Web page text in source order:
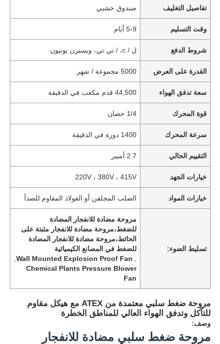
تفاصيل التغليف صندوق خشبي
وقت التسليم 5-9 أيام
شروط الدفع ل / c، / تي تي، ويسترن يونيون
القدرة على العرض 5000 مجموعة / شهر
سعة تدفق الهواء 44,500 قدم مكعب في الدقيقة
قوة المحرك 1/4 حصان
سرعة المحرك 1400 دورة في الدقيقة
التقييم الحالي 2.7 أمبير
خيارات الجهد 220V ، 380V ، 415V
خيارات المواد الصلب المجلفن أو الفولاذ المقاوم للصدأ
تسليط الضوء:
مروحة مضادة للانفجار المضادة
للضغط،مروحة مضادة للانفجار مثبتة على
الحائط،مروحة مضادة للانفجار المضادة
للضغط في المصانع الكيميائية
Wall Mounted Explosion Proof Fan
Chemical Plants Pressure Blower
Fan
مروحة ضغط سلبي معتمدة من ATEX مع هيكل مقاوم
للتآكل وتدفق الهواء العالي للمناطق الخطرة
وصف:
مروحة ضغط سلبي مضادة للانفجار